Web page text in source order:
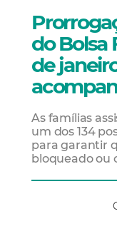
do Bolsa
de
As famílias
um dos 134
para garantir
bloqueado ou